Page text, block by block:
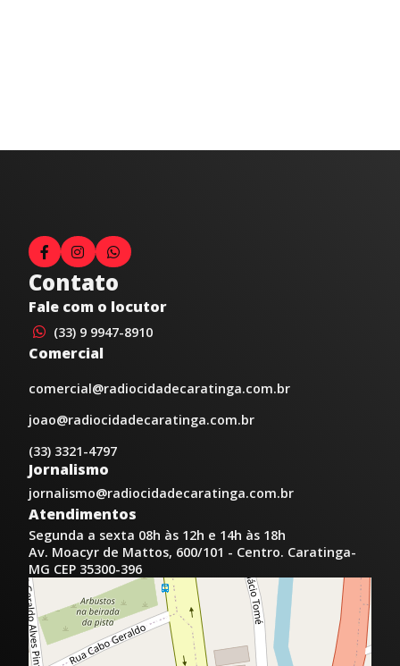
Contato
Fale com o locutor
(33) 9 9947-8910
Comercial
comercial@radiocidadecaratinga.com.br
joao@radiocidadecaratinga.com.br
(33) 3321-4797
Jornalismo
jornalismo@radiocidadecaratinga.com.br
Atendimentos
Segunda a sexta 08h às 12h e 14h às 18h
Av. Moacyr de Mattos, 600/101 - Centro. Caratinga-
MG CEP 35300-396